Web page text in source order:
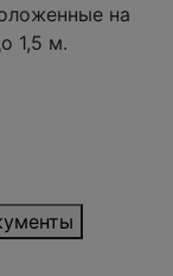
на
1,5 м.